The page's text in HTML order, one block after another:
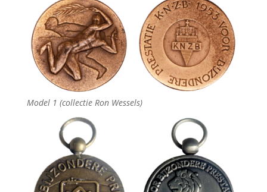
Model 1 (collectie Ron Wessels)